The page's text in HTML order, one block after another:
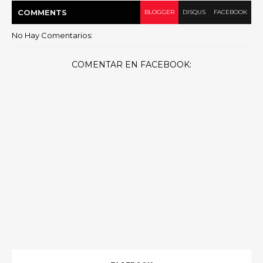
COMMENTS BLOGGER DISQUS FACEBOOK
No Hay Comentarios:
COMENTAR EN FACEBOOK: